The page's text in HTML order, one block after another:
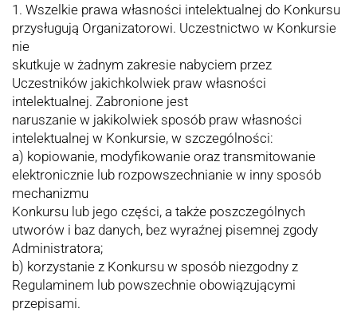
1. Wszelkie prawa własności intelektualnej do Konkursu
przysługują Organizatorowi. Uczestnictwo w Konkursie
nie
skutkuje w żadnym zakresie nabyciem przez
Uczestników jakichkolwiek praw własności
intelektualnej. Zabronione jest
naruszanie w jakikolwiek sposób praw własności
intelektualnej w Konkursie, w szczególności:
a) kopiowanie, modyfikowanie oraz transmitowanie
elektronicznie lub rozpowszechnianie w inny sposób
mechanizmu
Konkursu lub jego części, a także poszczególnych
utworów i baz danych, bez wyraźnej pisemnej zgody
Administratora;
b) korzystanie z Konkursu w sposób niezgodny z
Regulaminem lub powszechnie obowiązującymi
przepisami.